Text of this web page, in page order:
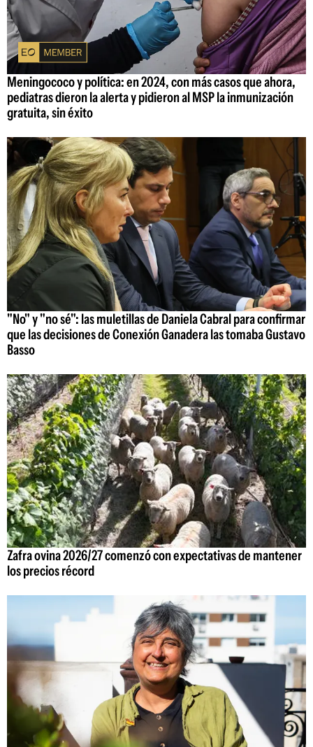
Meningococo y política: en 2024, con más casos que ahora,
pediatras dieron la alerta y pidieron al MSP la inmunización
gratuita, sin éxito
"No" y "no sé": las muletillas de Daniela Cabral para confirmar
que las decisiones de Conexión Ganadera las tomaba Gustavo
Basso
Zafra ovina 2026/27 comenzó con expectativas de mantener
los precios récord